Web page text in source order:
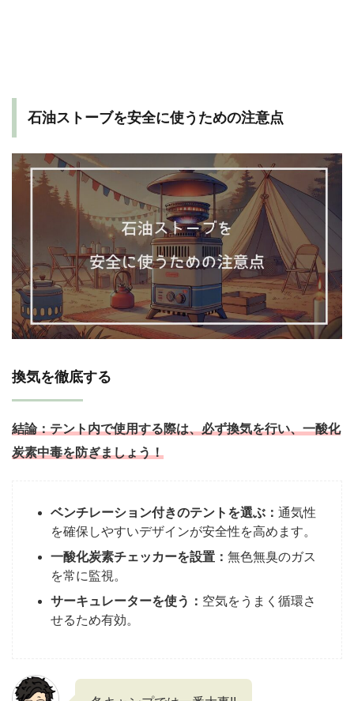
石油ストーブを安全に使うための注意点
換気を徹底する
結論：テント内で使用する際は、必ず換気を行い、一酸化
炭素中毒を防ぎましょう！
ベンチレーション付きのテントを選ぶ： 通気性
を確保しやすいデザインが安全性を高めます。
一酸化炭素チェッカーを設置： 無色無臭のガス
を常に監視。
サーキュレーターを使う： 空気をうまく循環さ
せるため有効。